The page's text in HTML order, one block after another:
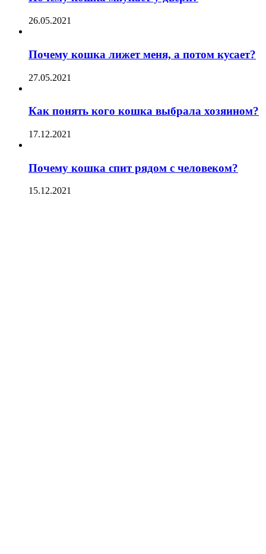
26.05.2021
Почему кошка лижет меня, а потом кусает?
27.05.2021
Как понять кого кошка выбрала хозяином?
17.12.2021
Почему кошка спит рядом с человеком?
15.12.2021